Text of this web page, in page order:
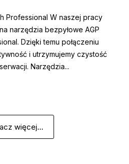
Professional W naszej pracy
narzędzia bezpyłowe AGP
Dzięki temu połączeniu
i utrzymujemy czystość
Narzędzia
więcej...